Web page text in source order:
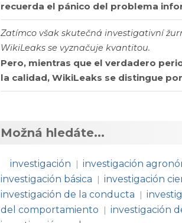
recuerda el pánico del problema
Zatímco však skutečná investigativní
WikiLeaks se vyznačuje kvantitou.
Pero, mientras que el verdadero
la calidad, WikiLeaks se distingue
Možná hledáte...
investigación | investigación
investigación básica
| investigación
investigación de la conducta
|
del comportamiento
| investigación